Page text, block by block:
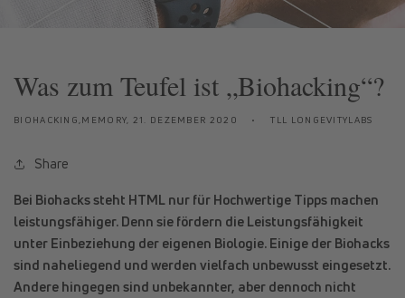
Was zum Teufel ist „Biohacking“?
BIOHACKING,MEMORY, 21. DEZEMBER 2020 TLL LONGEVITYLABS
Share
Bei Biohacks steht HTML nur für Hochwertige Tipps machen
leistungsfähiger. Denn sie fördern die Leistungsfähigkeit
unter Einbeziehung der eigenen Biologie. Einige der Biohacks
sind naheliegend und werden vielfach unbewusst eingesetzt.
Andere hingegen sind unbekannter, aber dennoch nicht